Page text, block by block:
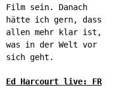
Film sein. Danach
hätte ich gern, dass
allen mehr klar ist,
was in der Welt vor
sich geht.
Ed Harcourt live: FR